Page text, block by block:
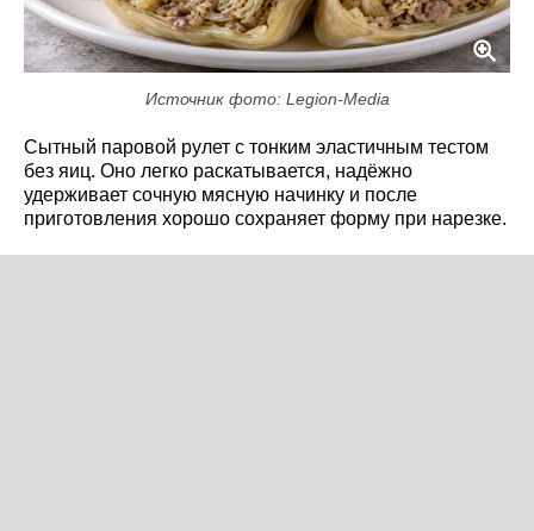
Источник фото: Legion-Media
Сытный паровой рулет с тонким эластичным тестом
без яиц. Оно легко раскатывается, надёжно
удерживает сочную мясную начинку и после
приготовления хорошо сохраняет форму при нарезке.